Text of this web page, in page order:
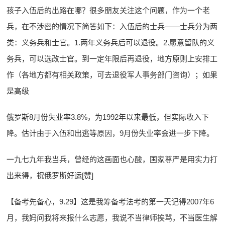
孩子入伍后的出路在哪？很多朋友关注这个问题，作为一个老
兵，在不涉密的情况下简答如下：入伍后的士兵——士兵分为两
类：义务兵和士官。1.两年义务兵后可以退役。2.愿意留队的义
务兵，可以选改士官。到一定年限后再退役，地方原则上安排工
作（各地方都有相关政策，可去退役军人事务部门咨询）；如果
是高级
俄罗斯8月份失业率3.8%，为1992年以来最低，但实际收入下
降。估计由于入伍和出逃等原因，9月份失业率会进一步下降。
一九七九年我当兵，曾经的这画面也心酸，国家尊严是用实力打
出来得，祝俄罗斯好运[赞]
【备考先备心，9.29】这是我筹备考法考的第一天记得2007年6
月，我妈问我将来报什么志愿，我说不当律师挨骂，不当医生解